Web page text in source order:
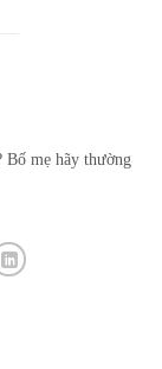
Bố mẹ hãy thường